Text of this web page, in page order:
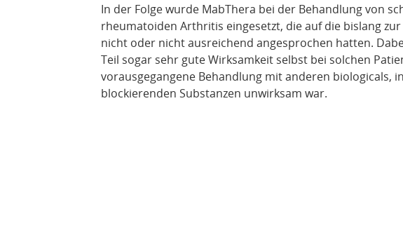
In der Folge wurde MabThera bei der Behandlung von
rheumatoiden Arthritis eingesetzt, die auf die bislang
nicht oder nicht ausreichend angesprochen hatten.
Teil sogar sehr gute Wirksamkeit selbst bei solchen
vorausgegangene Behandlung mit anderen biologicals,
blockierenden Substanzen unwirksam war.